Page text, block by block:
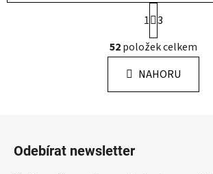
O
v
á
d
S
t
r
á
n
k
1 3
52položek celkem
NAHORU
Odebírat newsletter